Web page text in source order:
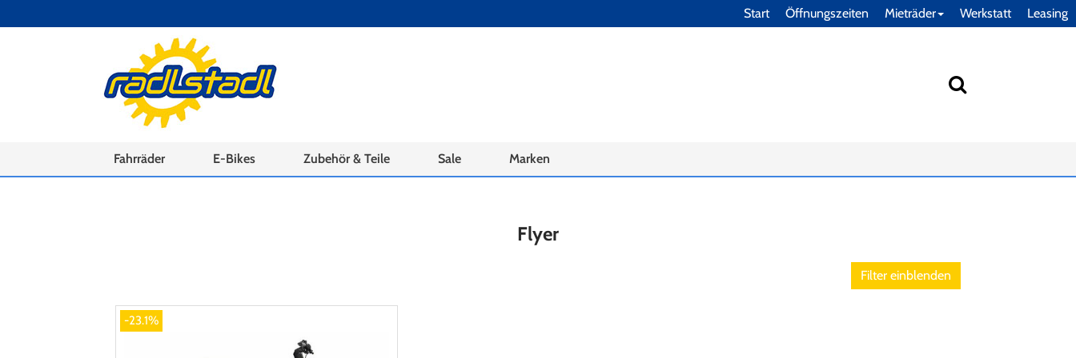
Start Öffnungszeiten Mieträder Werkstatt Leasing
Fahrräder E-Bikes Zubehör & Teile Sale Marken
Flyer
Filter einblenden
-23.1%